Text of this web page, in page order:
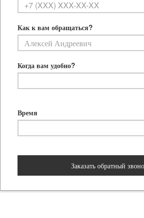
Как к вам обращаться?
Когда вам удобно?
Время
Заказать обратный